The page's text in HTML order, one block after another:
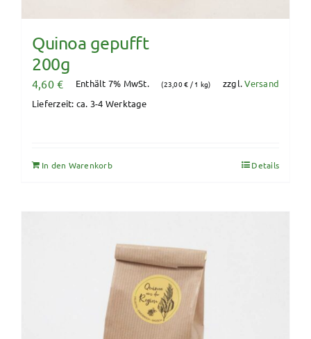
Quinoa gepufft
200g
4,60€ Enthält 7% MwSt. (23,00€ / 1 kg) zzgl.Versand
Lieferzeit: ca. 3-4 Werktage
In den Warenkorb Details